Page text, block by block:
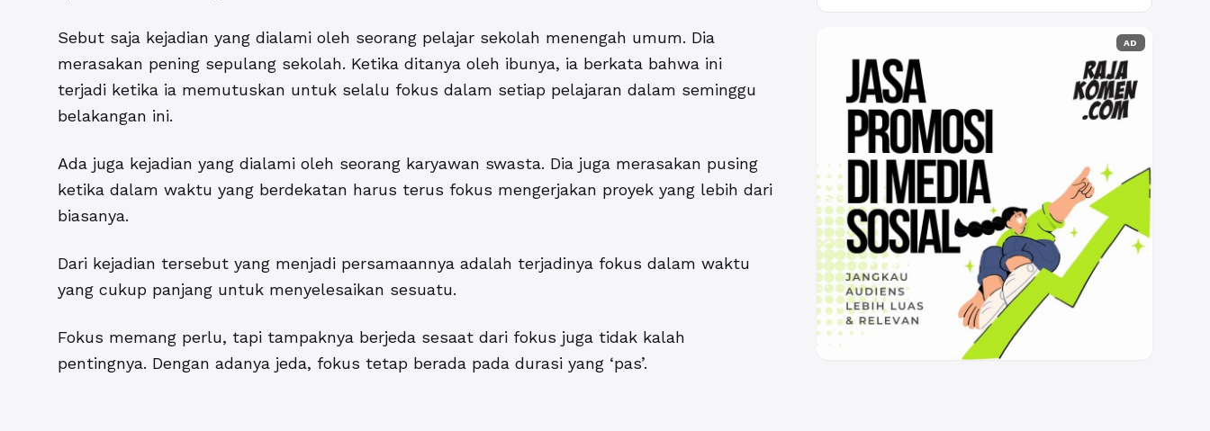
Sebut saja kejadian yang dialami oleh seorang pelajar sekolah menengah umum. Dia
merasakan pening sepulang sekolah. Ketika ditanya oleh ibunya, ia berkata bahwa ini
terjadi ketika ia memutuskan untuk selalu fokus dalam setiap pelajaran dalam seminggu
belakangan ini.
Ada juga kejadian yang dialami oleh seorang karyawan swasta. Dia juga merasakan pusing
ketika dalam waktu yang berdekatan harus terus fokus mengerjakan proyek yang lebih dari
biasanya.
Dari kejadian tersebut yang menjadi persamaannya adalah terjadinya fokus dalam waktu
yang cukup panjang untuk menyelesaikan sesuatu.
Fokus memang perlu, tapi tampaknya berjeda sesaat dari fokus juga tidak kalah
pentingnya. Dengan adanya jeda, fokus tetap berada pada durasi yang ‘pas’.
AD